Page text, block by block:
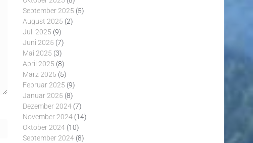
September 2025 (5)
August 2025 (2)
Juli 2025 (9)
Juni 2025 (7)
Mai 2025 (3)
April 2025 (8)
März 2025 (5)
Februar 2025 (9)
Januar 2025 (8)
Dezember 2024 (7)
November 2024 (14)
Oktober 2024 (10)
September 2024 (8)